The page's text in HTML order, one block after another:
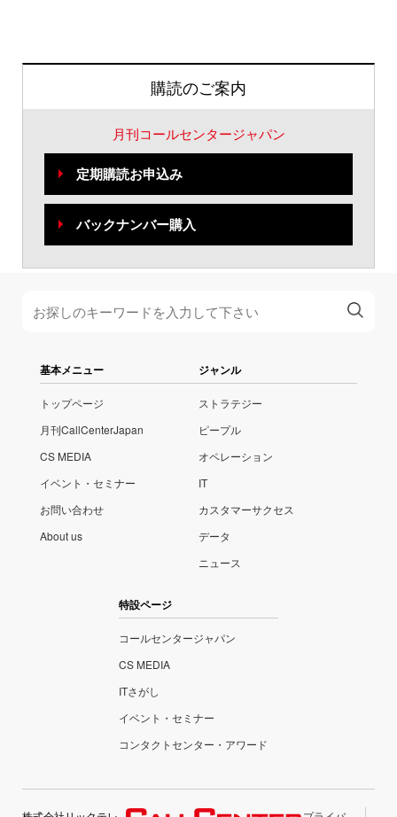
購読のご案内
月刊コールセンタージャパン
定期購読お申込み
バックナンバー購入
基本メニュー
トップページ
月刊CallCenterJapan
CS MEDIA
イベント・セミナー
お問い合わせ
About us
ジャンル
ストラテジー
ピープル
オペレーション
IT
カスタマーサクセス
データ
ニュース
特設ページ
コールセンタージャパン
CS MEDIA
ITさがし
イベント・セミナー
コンタクトセンター・アワード